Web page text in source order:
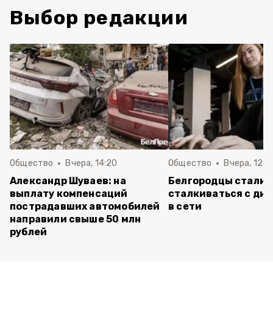
Выбор редакции
Общество Вчера, 14:20
Александр Шуваев: на
выплату компенсаций
пострадавших автомобилей
направили свыше 50 млн
рублей
Общество Вчера,
Белгородцы стали
сталкиваться с
в сети